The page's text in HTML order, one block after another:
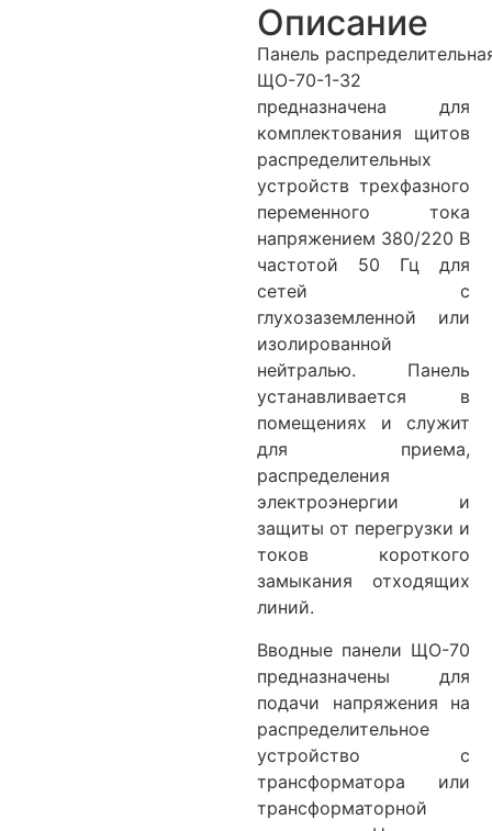
Описание
Панель
ЩО-70-1-32
предназначена для
комплектования щитов
распределительных
устройств трехфазного
переменного тока
напряжением 380/220 В
частотой 50 Гц для
сетей с
глухозаземленной или
изолированной
нейтралью. Панель
устанавливается в
помещениях и служит
для приема,
распределения
электроэнергии и
защиты от перегрузки и
токов короткого
замыкания отходящих
линий.
Вводные панели ЩО-70
предназначены для
подачи напряжения на
распределительное
устройство с
трансформатора или
трансформаторной